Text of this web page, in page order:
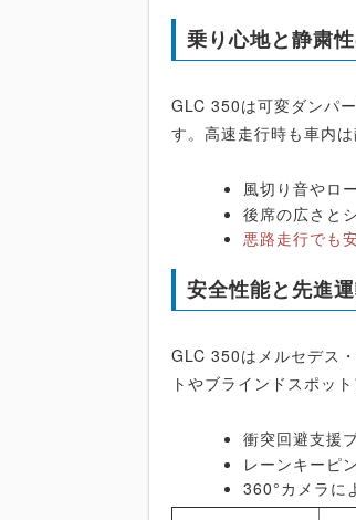
乗り心地と静粛
GLC 350は可変ダンパ
す。高速走行時も車内
風切り音やロ
後席の広さと
悪路走行でも
安全性能と先進
GLC 350はメルセデス
トやブラインドスポッ
衝突回避支援
レーンキーピ
360°カメラに